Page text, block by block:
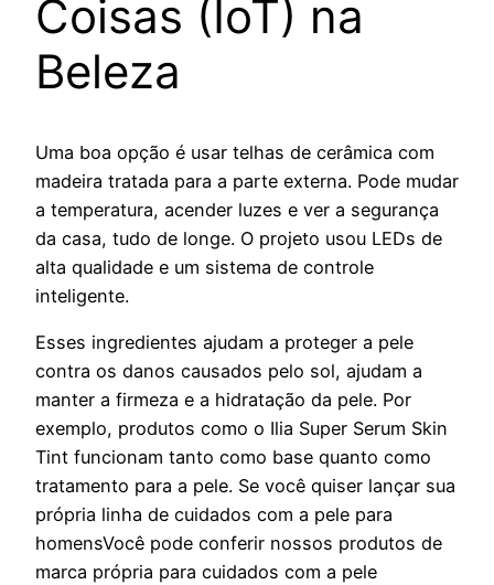
Coisas (IoT) na
Beleza
Uma boa opção é usar telhas de cerâmica com
madeira tratada para a parte externa. Pode mudar
a temperatura, acender luzes e ver a segurança
da casa, tudo de longe. O projeto usou LEDs de
alta qualidade e um sistema de controle
inteligente.
Esses ingredientes ajudam a proteger a pele
contra os danos causados pelo sol, ajudam a
manter a firmeza e a hidratação da pele. Por
exemplo, produtos como o Ilia Super Serum Skin
Tint funcionam tanto como base quanto como
tratamento para a pele. Se você quiser lançar sua
própria linha de cuidados com a pele para
homensVocê pode conferir nossos produtos de
marca própria para cuidados com a pele